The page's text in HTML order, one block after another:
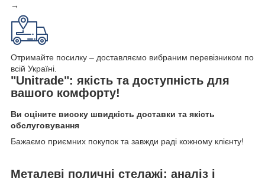
→
Отримайте посилку – доставляємо вибраним перевізником по
всій Україні.
"Unitrade": якість та доступність для
вашого комфорту!
Ви оціните високу швидкість доставки та якість
обслуговування
Бажаємо приємних покупок та завжди раді кожному клієнту!
Металеві поличні стелажі: аналіз і